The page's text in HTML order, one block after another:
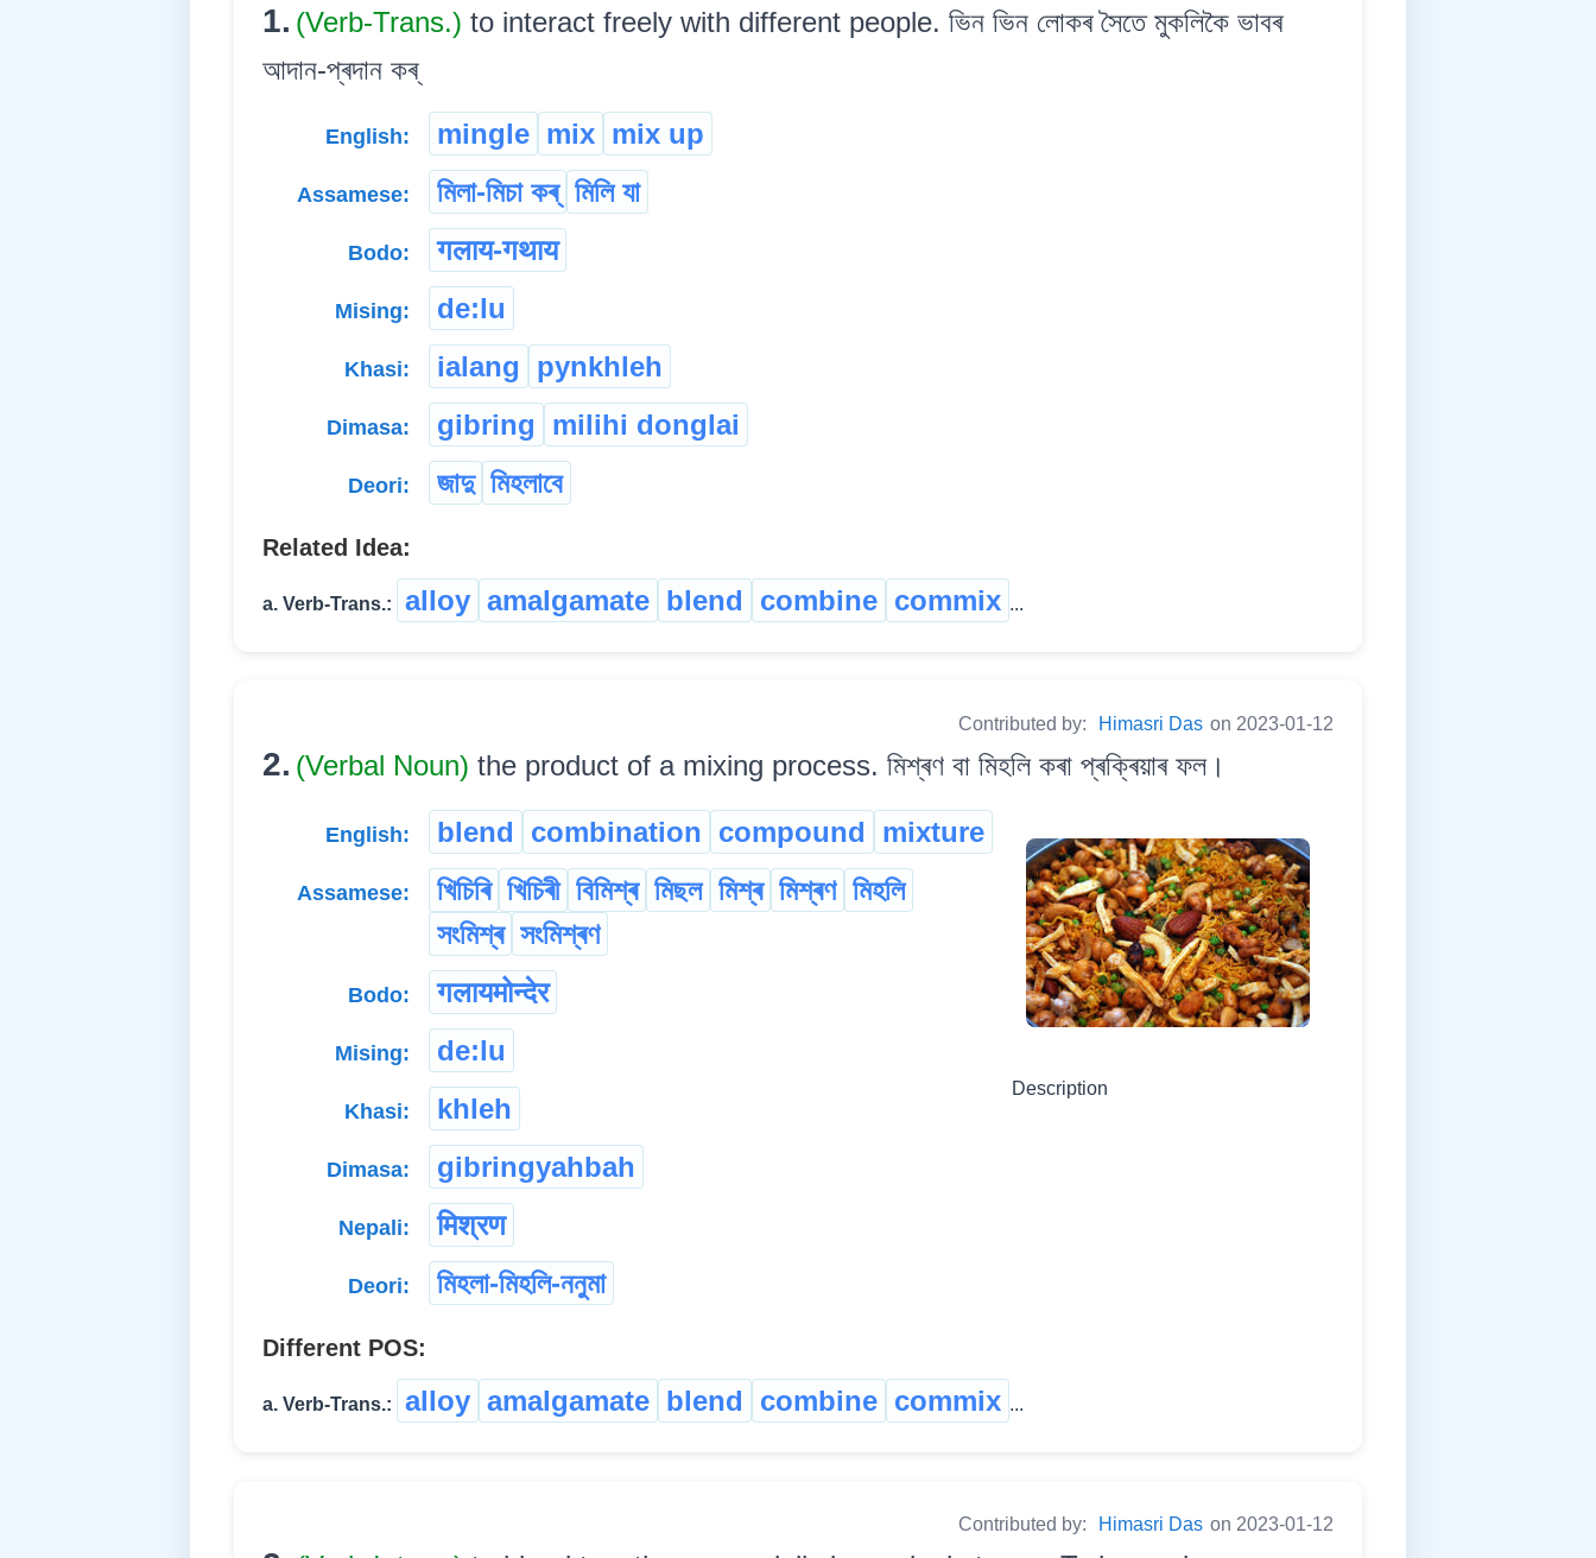
1. (Verb-Trans.) to interact freely with different people. ভিন ভিন লোকৰ সৈতে মুকলিকৈ ভাবৰ
আদান-প্ৰদান কৰ্
English: mingle mix mix up
Assamese: মিলা-মিচা কৰ্ মিলি যা
Bodo: गलाय-गथाय
Mising: de:lu
Khasi: ialang pynkhleh
Dimasa: gibring milihi donglai
Deori: জাদু মিহলাবে
Related Idea:
a. Verb-Trans.: alloy amalgamate blend combine commix ...
Contributed by: Himasri Das on 2023-01-12
2. (Verbal Noun) the product of a mixing process. মিশ্ৰণ বা মিহলি কৰা প্ৰক্ৰিয়াৰ ফল।
Description
English: blend combination compound mixture
Assamese: খিচিৰি খিচিৰী বিমিশ্ৰ মিছল মিশ্ৰ মিশ্ৰণ মিহলি
সংমিশ্ৰ সংমিশ্ৰণ
Bodo: गलायमोन्देर
Mising: de:lu
Khasi: khleh
Dimasa: gibringyahbah
Nepali: मिश्रण
Deori: মিহলা-মিহলি-ননুমা
Different POS:
a. Verb-Trans.: alloy amalgamate blend combine commix ...
Contributed by: Himasri Das on 2023-01-12